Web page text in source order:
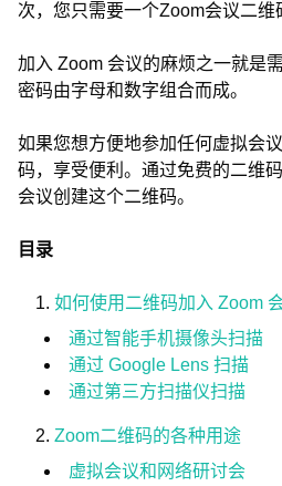
次，您只需要一个Zoom会议二维
加入 Zoom 会议的麻烦之一就是
密码由字母和数字组合而成。
如果您想方便地参加任何虚拟会
码，享受便利。通过免费的二维
会议创建这个二维码。
目录
如何使用二维码加入 Zoom 会
通过智能手机摄像头扫描
通过 Google Lens 扫描
通过第三方扫描仪扫描
Zoom二维码的各种用途
虚拟会议和网络研讨会